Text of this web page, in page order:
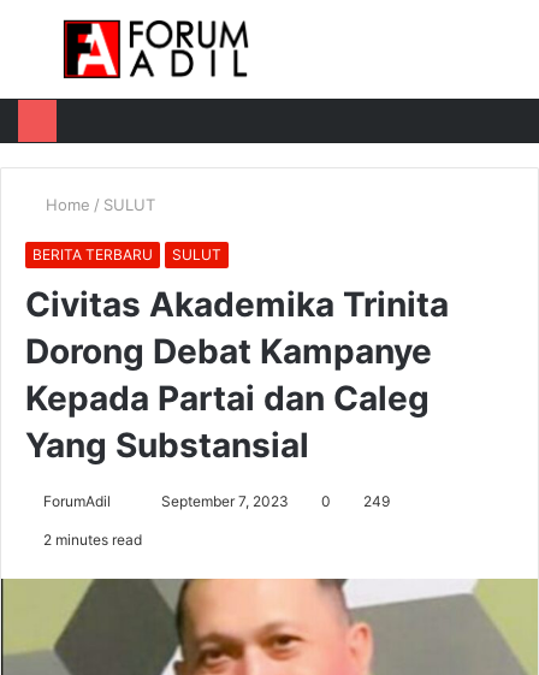
Menu
Home / SULUT
BERITA TERBARU SULUT
Civitas Akademika Trinita
Dorong Debat Kampanye
Kepada Partai dan Caleg
Yang Substansial
ForumAdil September 7, 2023 0 249
2 minutes read